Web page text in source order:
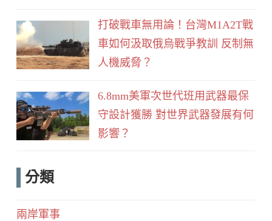
打破戰車無用論！台灣M1A2T戰
車如何汲取俄烏戰爭教訓 反制無
人機威脅？
6.8mm美軍次世代班用武器最保
守設計獲勝 對世界武器發展有何
影響？
分類
兩岸軍事